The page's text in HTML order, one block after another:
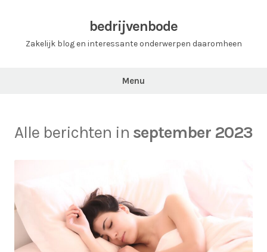
bedrijvenbode
Zakelijk blog en interessante onderwerpen daaromheen
Menu
Alle berichten in september 2023